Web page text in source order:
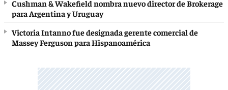
Cushman & Wakefield nombra nuevo director de Brokerage
para Argentina y Uruguay
Victoria Intanno fue designada gerente comercial de
Massey Ferguson para Hispanoamérica